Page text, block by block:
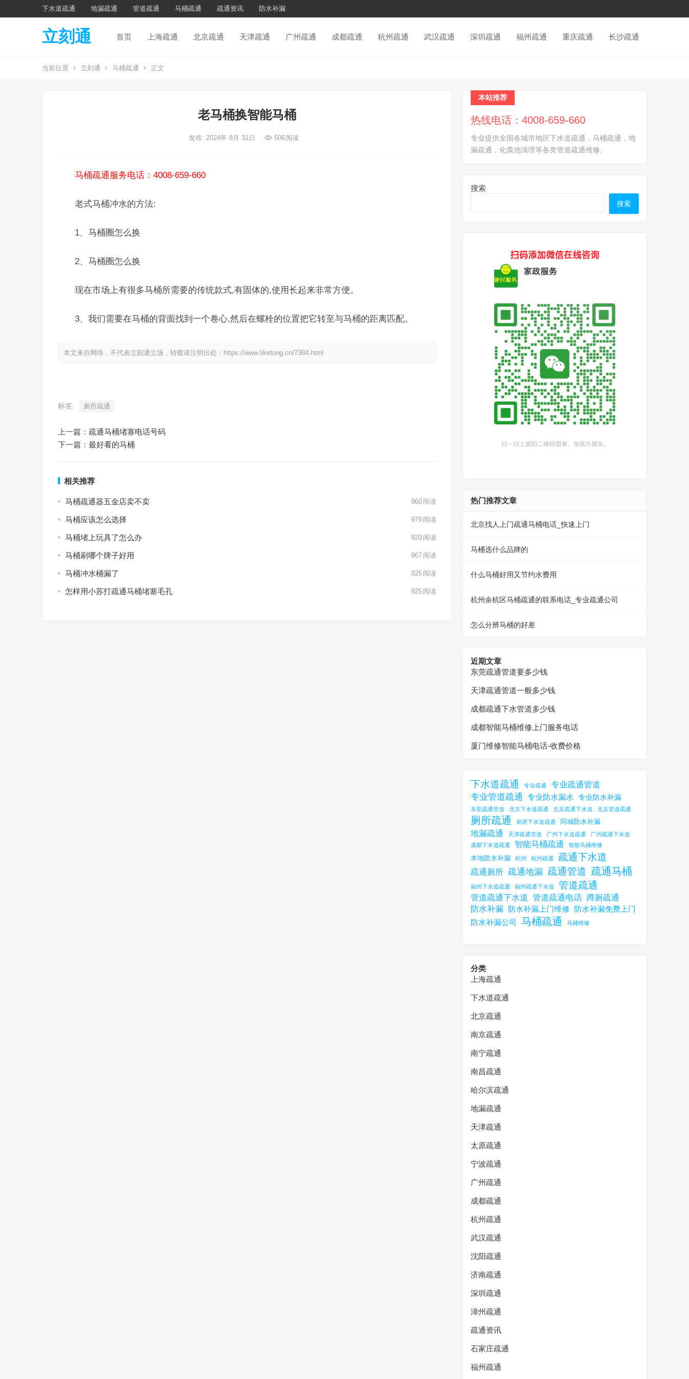
下水道疏通 地漏疏通 管道疏通 马桶疏通 疏通资讯 防水补漏
立刻通 首页 上海疏通 北京疏通 天津疏通 广州疏通 成都疏通 杭州疏通 武汉疏通 深圳疏通 福州疏通 重庆疏通 长沙疏通
当前位置 立刻通 马桶疏通 正文
老马桶换智能马桶
发布: 2024年 8月 31日 506阅读
马桶疏通服务电话：4008-659-660
老式马桶冲水的方法:
1、马桶圈怎么换
2、马桶圈怎么换
现在市场上有很多马桶所需要的传统款式,有固体的,使用长起来非常方便。
3、我们需要在马桶的背面找到一个卷心,然后在螺栓的位置把它转至与马桶的距离匹配。
本文来自网络，不代表立刻通立场，转载请注明出处：https://www.liketong.cn/7384.html
标签: 厕所疏通
上一篇： 疏通马桶堵塞电话号码
下一篇： 最好看的马桶
相关推荐
马桶疏通器五金店卖不卖 960 阅读
马桶应该怎么选择 979 阅读
马桶堵上玩具了怎么办 920 阅读
马桶刷哪个牌子好用 967 阅读
马桶冲水桶漏了 925 阅读
怎样用小苏打疏通马桶堵塞毛孔 925 阅读
本站推荐
热线电话：4008-659-660
专业提供全国各城市地区下水道疏通，马桶疏通，地
漏疏通，化粪池清理等各类管道疏通维修。
搜索
搜索
热门推荐文章
北京找人上门疏通马桶电话_快速上门
马桶选什么品牌的
什么马桶好用又节约水费用
杭州余杭区马桶疏通的联系电话_专业疏通公司
怎么分辨马桶的好差
近期文章
东莞疏通管道要多少钱
天津疏通管道一般多少钱
成都疏通下水管道多少钱
成都智能马桶维修上门服务电话
厦门维修智能马桶电话-收费价格
下水道疏通 专业疏通 专业疏通管道
专业管道疏通 专业防水漏水 专业防水补漏
东莞疏通管道 北京下水道疏通 北京疏通下水道 北京管道疏通
厕所疏通 厨房下水道疏通 同城防水补漏
地漏疏通 天津疏通管道 广州下水道疏通
广州疏通下水道
成都下水道疏通
智能马桶疏通 智能马桶维修
本地防水补漏 杭州 杭州疏通 疏通下水道
疏通厕所 疏通地漏 疏通管道 疏通马桶
福州下水道疏通 福州疏通下水道 管道疏通
管道疏通下水道 管道疏通电话 蹲厕疏通
防水补漏 防水补漏上门维修
防水补漏免费上门
防水补漏公司
马桶疏通 马桶维修
分类
上海疏通
下水道疏通
北京疏通
南京疏通
南宁疏通
南昌疏通
哈尔滨疏通
地漏疏通
天津疏通
太原疏通
宁波疏通
广州疏通
成都疏通
杭州疏通
武汉疏通
沈阳疏通
济南疏通
深圳疏通
漳州疏通
疏通资讯
石家庄疏通
福州疏通